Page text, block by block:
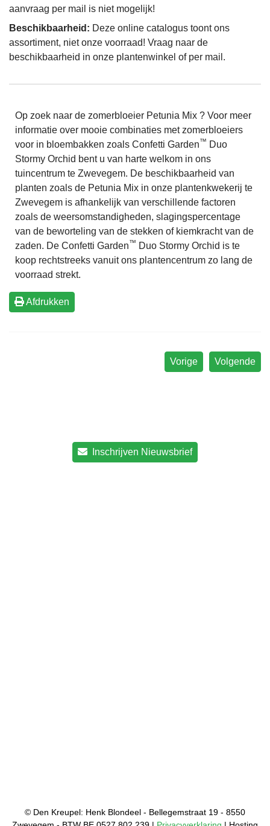
aanvraag per mail is niet mogelijk!
Beschikbaarheid: Deze online catalogus toont ons
assortiment, niet onze voorraad! Vraag naar de
beschikbaarheid in onze plantenwinkel of per mail.
Op zoek naar de zomerbloeier Petunia Mix ? Voor meer
informatie over mooie combinaties met zomerbloeiers
voor in bloembakken zoals Confetti Garden™ Duo
Stormy Orchid bent u van harte welkom in ons
tuincentrum te Zwevegem. De beschikbaarheid van
planten zoals de Petunia Mix in onze plantenkwekerij te
Zwevegem is afhankelijk van verschillende factoren
zoals de weersomstandigheden, slagingspercentage
van de beworteling van de stekken of kiemkracht van de
zaden. De Confetti Garden™ Duo Stormy Orchid is te
koop rechtstreeks vanuit ons plantencentrum zo lang de
voorraad strekt.
Afdrukken
Volgende
Vorige
Inschrijven Nieuwsbrief
© Den Kreupel: Henk Blondeel - Bellegemstraat 19 - 8550